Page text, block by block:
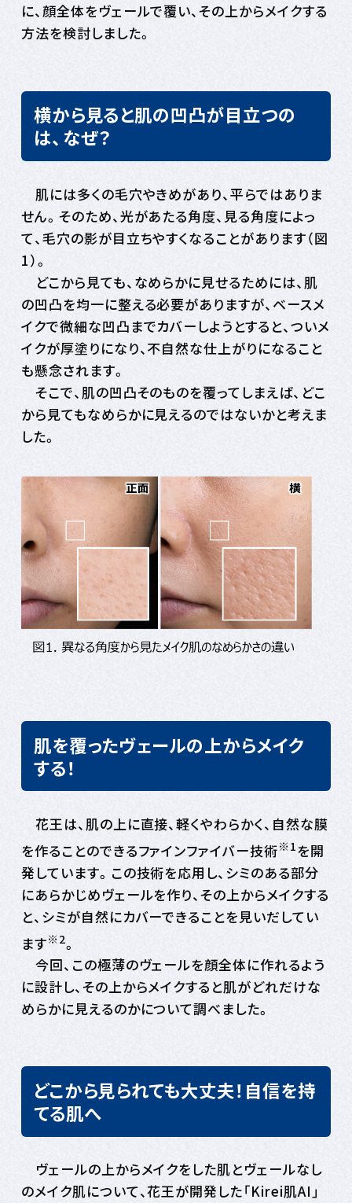
に、顔全体をヴェールで覆い、その上からメイクする
方法を検討しました。
横から見ると肌の凹凸が目立つの
は、なぜ？
肌には多くの毛穴やきめがあり、平らではありま
せん。そのため、光があたる角度、見る角度によっ
て、毛穴の影が目立ちやすくなることがあります（図
1）。
どこから見ても、なめらかに見せるためには、肌
の凹凸を均一に整える必要がありますが、ベースメ
イクで微細な凹凸までカバーしようとすると、ついメ
イクが厚塗りになり、不自然な仕上がりになること
も懸念されます。
そこで、肌の凹凸そのものを覆ってしまえば、どこ
から見てもなめらかに見えるのではないかと考えま
した。
肌を覆ったヴェールの上からメイク
する！
花王は、肌の上に直接、軽くやわらかく、自然な膜
を作ることのできるファインファイバー技術※1を開
発しています。この技術を応用し、シミのある部分
にあらかじめヴェールを作り、その上からメイクする
と、シミが自然にカバーできることを見いだしてい
ます※2。
今回、この極薄のヴェールを顔全体に作れるよう
に設計し、その上からメイクすると肌がどれだけな
めらかに見えるのかについて調べました。
どこから見られても大丈夫！自信を持
てる肌へ
ヴェールの上からメイクをした肌とヴェールなし
のメイク肌について、花王が開発した「Kirei肌AI」